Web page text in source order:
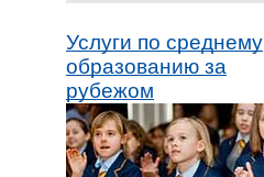
Услуги по среднему
образованию за
рубежом